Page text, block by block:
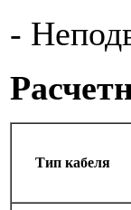
-
Тип кабеля